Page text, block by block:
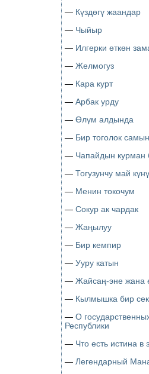
— Күздөгү жаандар
— Чыйыр
— Илгерки өткөн
— Желмогуз
— Кара курт
— Арбак урду
— Өлүм алдында
— Бир тоголок самын
— Чапайдын курман
— Тогузунчу май күнү
— Менин токочум
— Сокур ак чардак
— Жаңылуу
— Бир кемпир
— Ууру катын
— Жайсаң-эне жана
— Кылмышка бир
— О
Республики
— Что есть истина
— Легендарный